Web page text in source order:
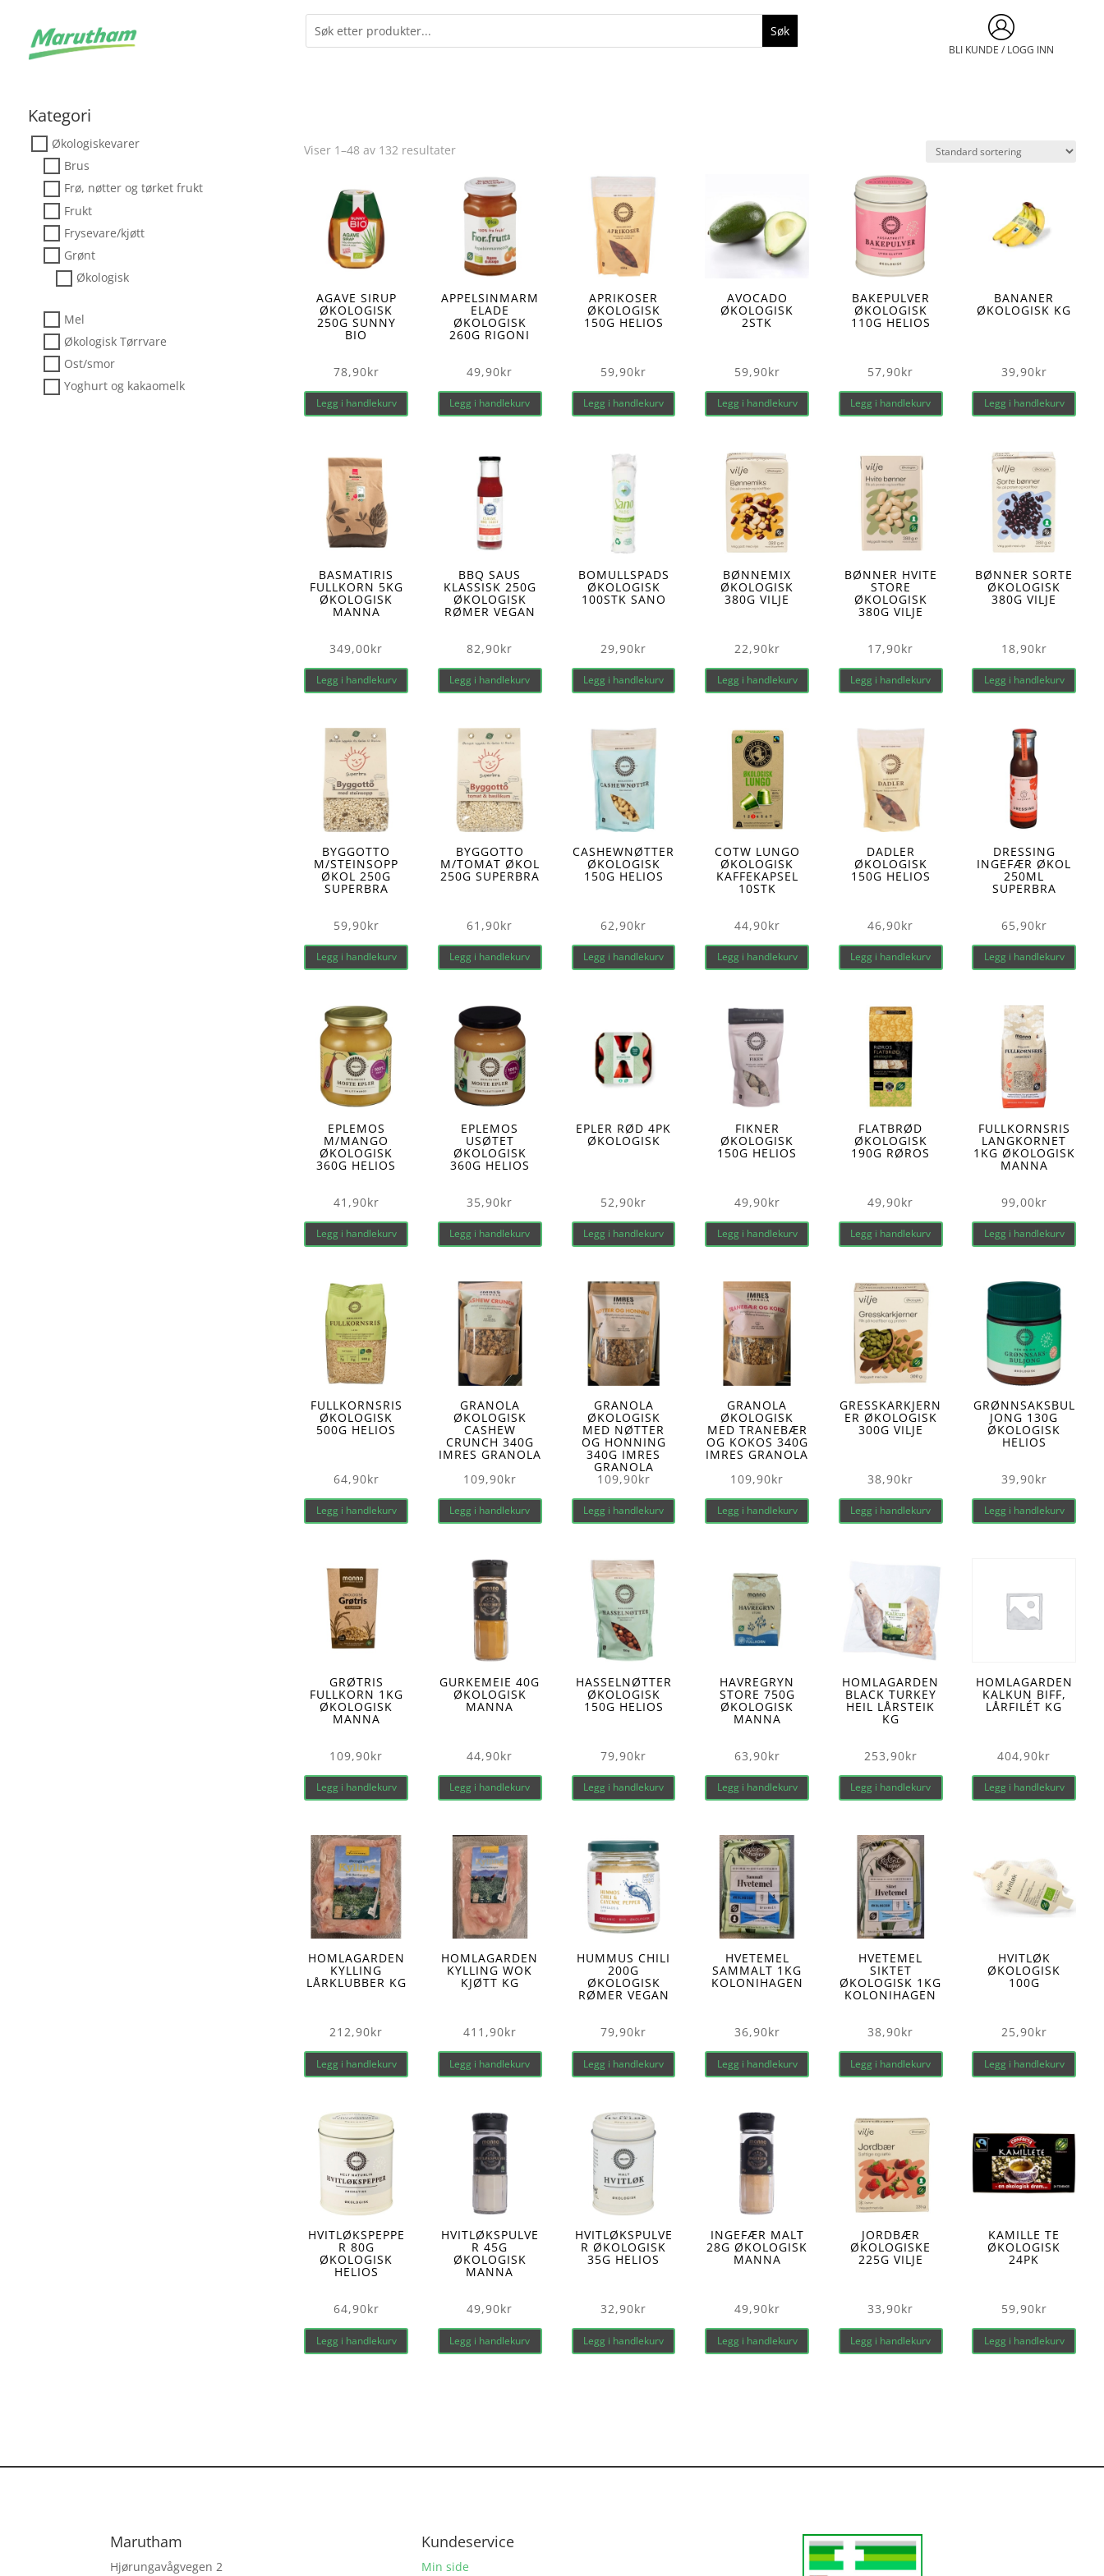
BLI KUNDE / LOGG INN
Kategori
Økologiskevarer
Brus
Frø, nøtter og tørket frukt
Frukt
Frysevare/kjøtt
Grønt
Økologisk
Mel
Økologisk Tørrvare
Ost/smor
Yoghurt og kakaomelk
Viser 1–48 av 132 resultater
AGAVE SIRUP
ØKOLOGISK
250G SUNNY
BIO
78,90kr
Legg i handlekurv
APPELSINMARM
ELADE
ØKOLOGISK
260G RIGONI
49,90kr
Legg i handlekurv
APRIKOSER
ØKOLOGISK
150G HELIOS
59,90kr
Legg i handlekurv
AVOCADO
ØKOLOGISK
2STK
59,90kr
Legg i handlekurv
BAKEPULVER
ØKOLOGISK
110G HELIOS
57,90kr
Legg i handlekurv
BANANER
ØKOLOGISK KG
39,90kr
Legg i handlekurv
BASMATIRIS
FULLKORN 5KG
ØKOLOGISK
MANNA
349,00kr
Legg i handlekurv
BBQ SAUS
KLASSISK 250G
ØKOLOGISK
RØMER VEGAN
82,90kr
Legg i handlekurv
BOMULLSPADS
ØKOLOGISK
100STK SANO
29,90kr
Legg i handlekurv
BØNNEMIX
ØKOLOGISK
380G VILJE
22,90kr
Legg i handlekurv
BØNNER HVITE
STORE
ØKOLOGISK
380G VILJE
17,90kr
Legg i handlekurv
BØNNER SORTE
ØKOLOGISK
380G VILJE
18,90kr
Legg i handlekurv
BYGGOTTO
M/STEINSOPP
ØKOL 250G
SUPERBRA
59,90kr
Legg i handlekurv
BYGGOTTO
M/TOMAT ØKOL
250G SUPERBRA
61,90kr
Legg i handlekurv
CASHEWNØTTER
ØKOLOGISK
150G HELIOS
62,90kr
Legg i handlekurv
COTW LUNGO
ØKOLOGISK
KAFFEKAPSEL
10STK
44,90kr
Legg i handlekurv
DADLER
ØKOLOGISK
150G HELIOS
46,90kr
Legg i handlekurv
DRESSING
INGEFÆR ØKOL
250ML
SUPERBRA
65,90kr
Legg i handlekurv
EPLEMOS
M/MANGO
ØKOLOGISK
360G HELIOS
41,90kr
Legg i handlekurv
EPLEMOS
USØTET
ØKOLOGISK
360G HELIOS
35,90kr
Legg i handlekurv
EPLER RØD 4PK
ØKOLOGISK
52,90kr
Legg i handlekurv
FIKNER
ØKOLOGISK
150G HELIOS
49,90kr
Legg i handlekurv
FLATBRØD
ØKOLOGISK
190G RØROS
49,90kr
Legg i handlekurv
FULLKORNSRIS
LANGKORNET
1KG ØKOLOGISK
MANNA
99,00kr
Legg i handlekurv
FULLKORNSRIS
ØKOLOGISK
500G HELIOS
64,90kr
Legg i handlekurv
GRANOLA
ØKOLOGISK
CASHEW
CRUNCH 340G
IMRES GRANOLA
109,90kr
Legg i handlekurv
GRANOLA
ØKOLOGISK
MED NØTTER
OG HONNING
340G IMRES
GRANOLA
109,90kr
Legg i handlekurv
GRANOLA
ØKOLOGISK
MED TRANEBÆR
OG KOKOS 340G
IMRES GRANOLA
109,90kr
Legg i handlekurv
GRESSKARKJERN
ER ØKOLOGISK
300G VILJE
38,90kr
Legg i handlekurv
GRØNNSAKSBUL
JONG 130G
ØKOLOGISK
HELIOS
39,90kr
Legg i handlekurv
GRØTRIS
FULLKORN 1KG
ØKOLOGISK
MANNA
109,90kr
Legg i handlekurv
GURKEMEIE 40G
ØKOLOGISK
MANNA
44,90kr
Legg i handlekurv
HASSELNØTTER
ØKOLOGISK
150G HELIOS
79,90kr
Legg i handlekurv
HAVREGRYN
STORE 750G
ØKOLOGISK
MANNA
63,90kr
Legg i handlekurv
HOMLAGARDEN
BLACK TURKEY
HEIL LÅRSTEIK
KG
253,90kr
Legg i handlekurv
HOMLAGARDEN
KALKUN BIFF,
LÅRFILÉT KG
404,90kr
Legg i handlekurv
HOMLAGARDEN
KYLLING
LÅRKLUBBER KG
212,90kr
Legg i handlekurv
HOMLAGARDEN
KYLLING WOK
KJØTT KG
411,90kr
Legg i handlekurv
HUMMUS CHILI
200G
ØKOLOGISK
RØMER VEGAN
79,90kr
Legg i handlekurv
HVETEMEL
SAMMALT 1KG
KOLONIHAGEN
36,90kr
Legg i handlekurv
HVETEMEL
SIKTET
ØKOLOGISK 1KG
KOLONIHAGEN
38,90kr
Legg i handlekurv
HVITLØK
ØKOLOGISK
100G
25,90kr
Legg i handlekurv
HVITLØKSPEPPE
R 80G
ØKOLOGISK
HELIOS
64,90kr
Legg i handlekurv
HVITLØKSPULVE
R 45G
ØKOLOGISK
MANNA
49,90kr
Legg i handlekurv
HVITLØKSPULVE
R ØKOLOGISK
35G HELIOS
32,90kr
Legg i handlekurv
INGEFÆR MALT
28G ØKOLOGISK
MANNA
49,90kr
Legg i handlekurv
JORDBÆR
ØKOLOGISKE
225G VILJE
33,90kr
Legg i handlekurv
KAMILLE TE
ØKOLOGISK
24PK
59,90kr
Legg i handlekurv
Marutham
Hjørungavågvegen 2
Kundeservice
Min side